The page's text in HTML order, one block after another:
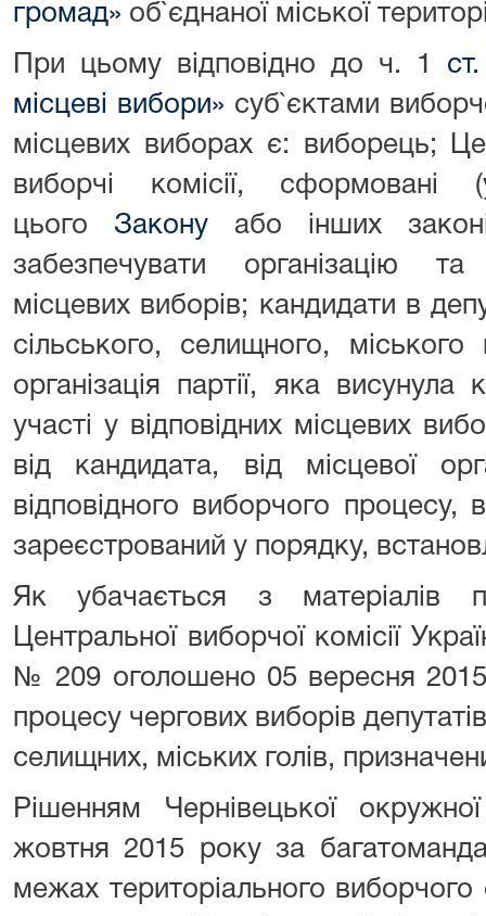
громад» об`єднаної міської
При цьому відповідно до ч. 1
місцеві вибори» суб`єктами
місцевих виборах є: виборець;
виборчі комісії, сформовані
цього Закону або інших
забезпечувати організацію
місцевих виборів; кандидати в
сільського, селищного,
організація партії, яка висунула
участі у відповідних місцевих
від кандидата, від місцевої
відповідного виборчого процесу,
зареєстрований у порядку,
Як убачається з матеріалів
Центральної виборчої комісії
№ 209 оголошено 05 вересня
процесу чергових виборів
селищних, міських голів,
Рішенням Чернівецької
жовтня 2015 року за
межах територіального